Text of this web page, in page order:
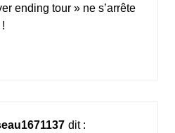
ending tour » ne s’arrête
dit :